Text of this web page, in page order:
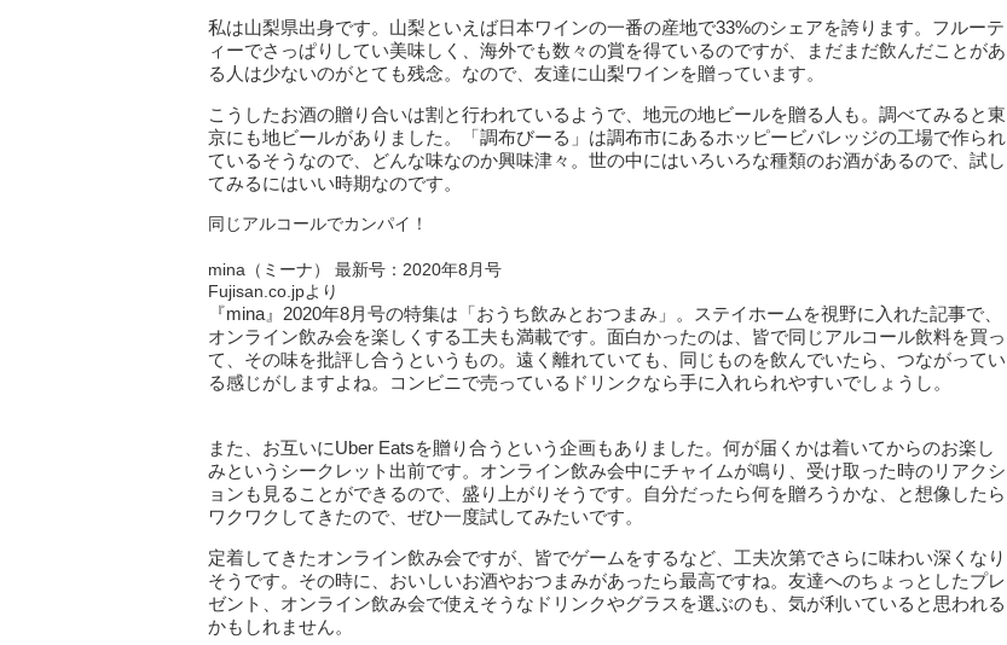
私は山梨県出身です。山梨といえば日本ワインの一番の産地で33%のシェアを誇ります。フルーテ
ィーでさっぱりしてい美味しく、海外でも数々の賞を得ているのですが、まだまだ飲んだことがあ
る人は少ないのがとても残念。なので、友達に山梨ワインを贈っています。
こうしたお酒の贈り合いは割と行われているようで、地元の地ビールを贈る人も。調べてみると東
京にも地ビールがありました。「調布びーる」は調布市にあるホッピービバレッジの工場で作られ
ているそうなので、どんな味なのか興味津々。世の中にはいろいろな種類のお酒があるので、試し
てみるにはいい時期なのです。
同じアルコールでカンパイ！
mina（ミーナ） 最新号：2020年8月号
Fujisan.co.jpより
『mina』2020年8月号の特集は「おうち飲みとおつまみ」。ステイホームを視野に入れた記事で、
オンライン飲み会を楽しくする工夫も満載です。面白かったのは、皆で同じアルコール飲料を買っ
て、その味を批評し合うというもの。遠く離れていても、同じものを飲んでいたら、つながってい
る感じがしますよね。コンビニで売っているドリンクなら手に入れられやすいでしょうし。
また、お互いにUber Eatsを贈り合うという企画もありました。何が届くかは着いてからのお楽し
みというシークレット出前です。オンライン飲み会中にチャイムが鳴り、受け取った時のリアクシ
ョンも見ることができるので、盛り上がりそうです。自分だったら何を贈ろうかな、と想像したら
ワクワクしてきたので、ぜひ一度試してみたいです。
定着してきたオンライン飲み会ですが、皆でゲームをするなど、工夫次第でさらに味わい深くなり
そうです。その時に、おいしいお酒やおつまみがあったら最高ですね。友達へのちょっとしたプレ
ゼント、オンライン飲み会で使えそうなドリンクやグラスを選ぶのも、気が利いていると思われる
かもしれません。